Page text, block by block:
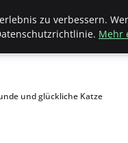
und glückliche Katze
zu verbessern.
Mehr